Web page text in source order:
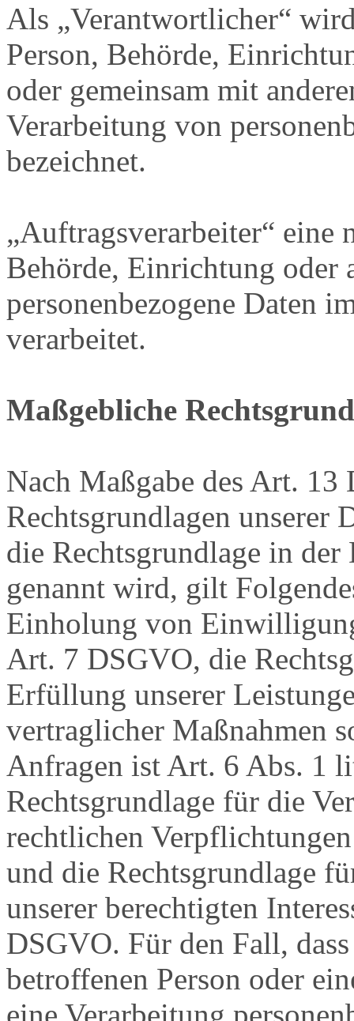
Als „Verantwortlicher“
Person, Behörde,
oder gemeinsam mit
Verarbeitung von
bezeichnet.
„Auftragsverarbeiter“ eine
Behörde, Einrichtung oder
personenbezogene Daten
verarbeitet.
Maßgebliche
Nach Maßgabe des Art.
Rechtsgrundlagen unserer
die Rechtsgrundlage in
genannt wird, gilt
Einholung von
Art. 7 DSGVO, die
Erfüllung unserer
vertraglicher Maßnahmen
Anfragen ist Art. 6 Abs. 1
Rechtsgrundlage für die
rechtlichen
und die Rechtsgrundlage
unserer berechtigten
DSGVO. Für den Fall,
betroffenen Person oder
eine Verarbeitung